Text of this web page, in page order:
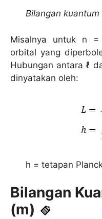
Bilangan
Misalnya untuk n
orbital yang
Hubungan antara ℓ
dinyatakan oleh:
h = tetapan
Bilangan
(m)